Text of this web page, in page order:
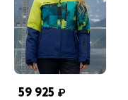
59 925 ₽